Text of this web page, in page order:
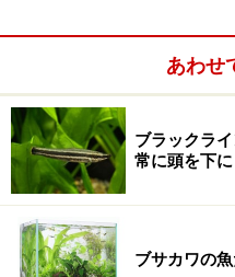
必要な照明量を求める計
※記事内容は執筆時点のもので
い。
※ペットは、種類や体格（体
差があります。記事内容は全
はありません。
あわせ
ブラックラ
常に頭を下
ブサカワの